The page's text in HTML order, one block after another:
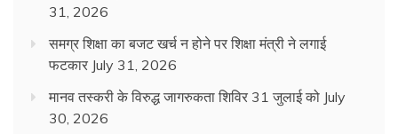
31, 2026
समग्र शिक्षा का बजट खर्च न होने पर शिक्षा मंत्री ने लगाई
फटकार July 31, 2026
मानव तस्करी के विरुद्ध जागरुकता शिविर 31 जुलाई को July
30, 2026